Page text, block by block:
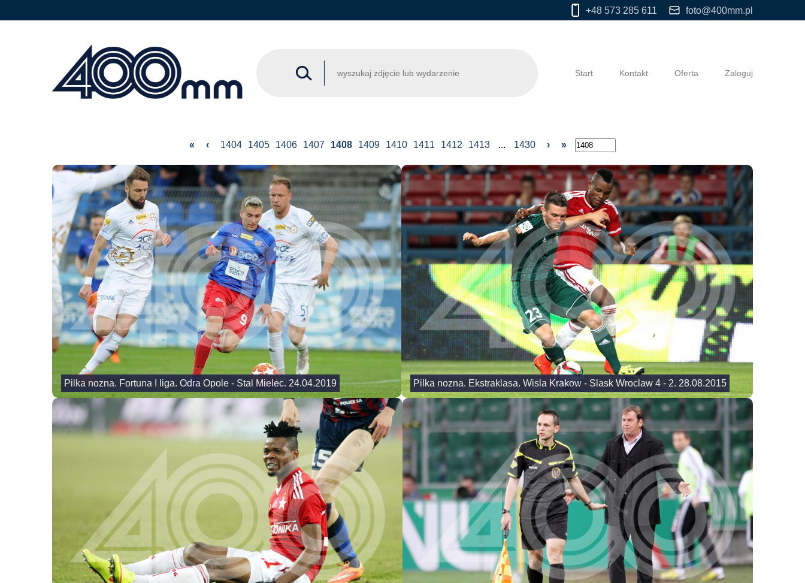
+48 573 285 611 foto@400mm.pl
Start Kontakt Oferta Zaloguj
« ‹ 1404 1405 1406 1407 1408 1409 1410 1411 1412 1413 ... 1430 › »
Pilka nozna. Fortuna I liga. Odra Opole - Stal Mielec. 24.04.2019 Pilka nozna. Ekstraklasa. Wisla Krakow - Slask Wroclaw 4 - 2. 28.08.2015